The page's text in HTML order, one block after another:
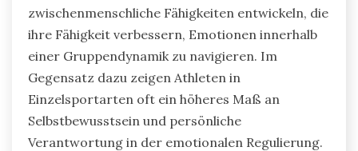
zwischenmenschliche Fähigkeiten entwickeln, die
ihre Fähigkeit verbessern, Emotionen innerhalb
einer Gruppendynamik zu navigieren. Im
Gegensatz dazu zeigen Athleten in
Einzelsportarten oft ein höheres Maß an
Selbstbewusstsein und persönliche
Verantwortung in der emotionalen Regulierung.